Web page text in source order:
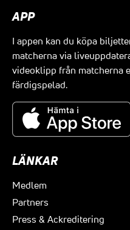
APP
I appen kan du köpa
matcherna via
videoklipp från matcherna
färdigspelad.
LÄNKAR
Medlem
Partners
Press & Ackreditering